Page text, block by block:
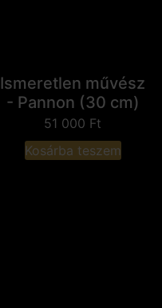
Ismeretlen művész
- Pannon (30 cm)
51 000 Ft
Kosárba teszem